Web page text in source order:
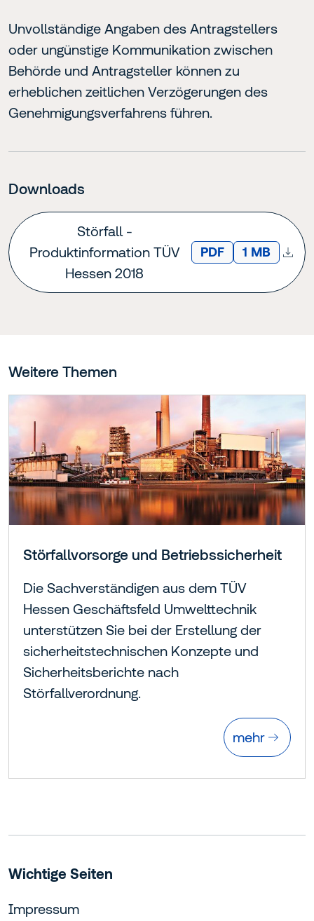
Unvollständige Angaben des Antragstellers
oder ungünstige Kommunikation zwischen
Behörde und Antragsteller können zu
erheblichen zeitlichen Verzögerungen des
Genehmigungsverfahrens führen.
Downloads
Störfall -
Produktinformation TÜV
Hessen 2018
DATEITYP:
PDF Dateigröße:
1 MB
Weitere Themen
Störfallvorsorge und Betriebssicherheit
Die Sachverständigen aus dem TÜV
Hessen Geschäftsfeld Umwelttechnik
unterstützen Sie bei der Erstellung der
sicherheitstechnischen Konzepte und
Sicherheitsberichte nach
Störfallverordnung.
mehr
Wichtige Seiten
Impressum